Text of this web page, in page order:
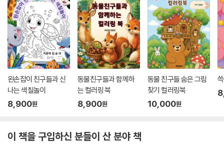
왼손잡이 친구들과 신
나는 색칠놀이
8,900원
동물친구들과 함께하
는 컬러링 북
8,900원
동물 친구들 숨은 그림
찾기 컬러링북
10,000원
이 책을 구입하신 분들이 산 분야 책